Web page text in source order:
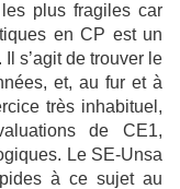
plus fragiles car
en CP est un
s’agit de trouver le
et, au fur et à
très inhabituel,
de CE1,
Le SE-Unsa
à ce sujet au